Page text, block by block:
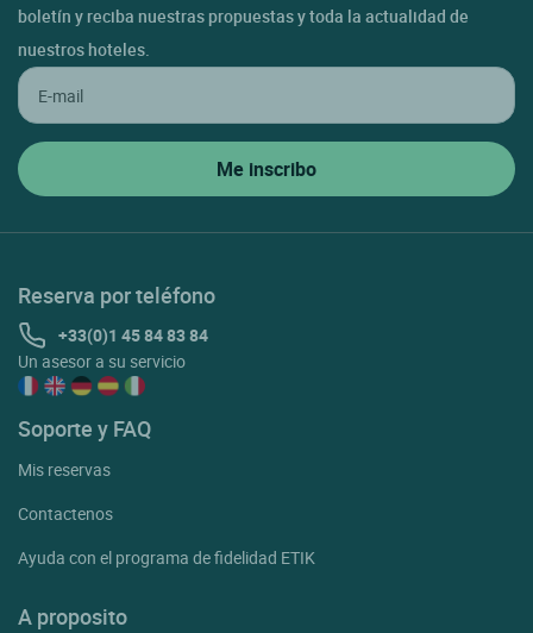
boletín y reciba nuestras propuestas y toda la actualidad de
nuestros hoteles.
Reserva por teléfono
+33(0)1 45 84 83 84
Un asesor a su servicio
Soporte y FAQ
Mis reservas
Contactenos
Ayuda con el programa de fidelidad ETIK
A proposito